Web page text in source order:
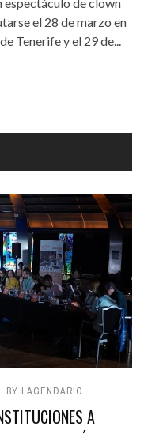
espectáculo de clown
el 28 de marzo en
Tenerife y el 29 de...
BY LAGENDARIO
A